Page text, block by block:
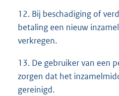
12. Bij beschadiging of
betaling een nieuw
verkregen.
13. De gebruiker van een
zorgen dat het
gereinigd.